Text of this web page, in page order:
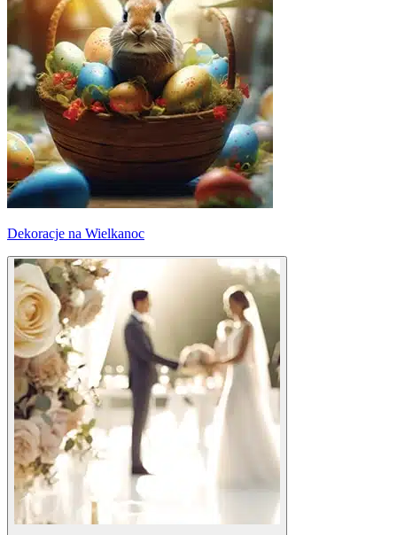
Dekoracje na Wielkanoc